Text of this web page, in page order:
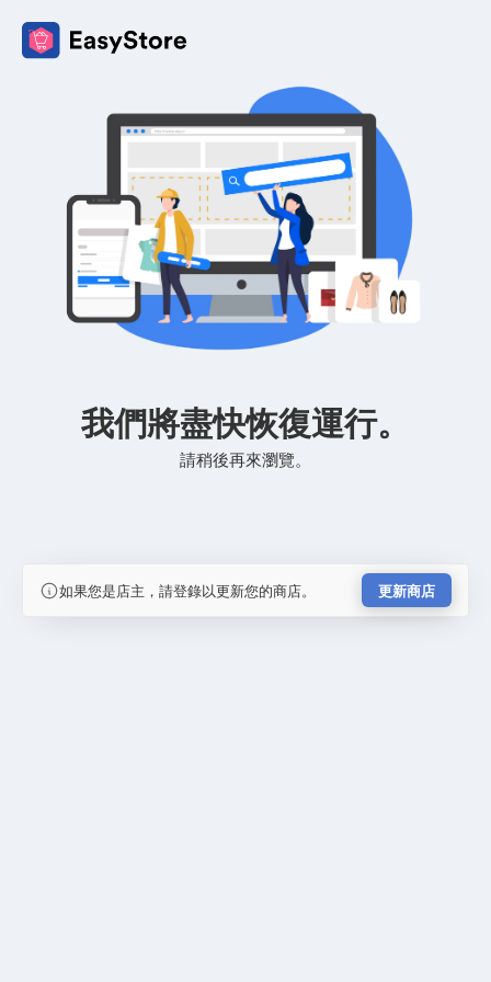
我們將盡快恢復運行。
請稍後再來瀏覽。
如果您是店主，請登錄以更新您的商店。 更新商店